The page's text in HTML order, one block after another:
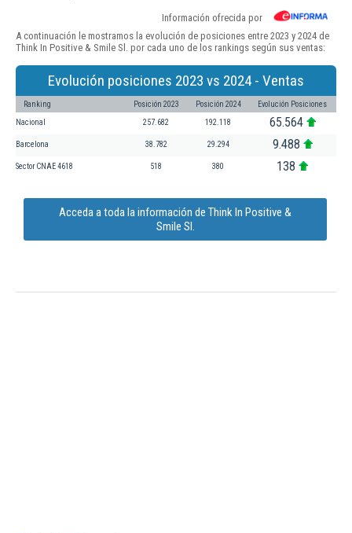
Información ofrecida por
A continuación le mostramos la evolución de posiciones entre 2023 y 2024 de
Think In Positive & Smile Sl. por cada uno de los rankings según sus ventas:
Evolución posiciones 2023 vs 2024 - Ventas
Ranking Posición 2023 Posición 2024 Evolución Posiciones
Nacional 257.682 192.118 65.564
Barcelona 38.782 29.294 9.488
Sector CNAE 4618 518 380 138
Acceda a toda la información de Think In Positive &
Smile Sl.